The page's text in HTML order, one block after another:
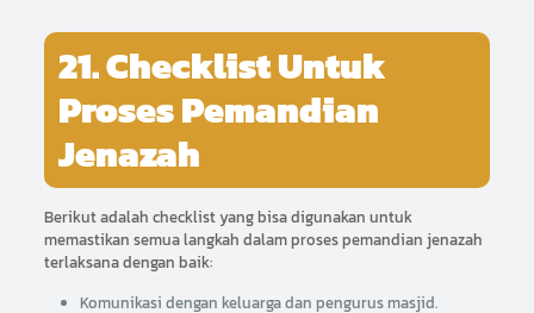
21. Checklist Untuk
Proses Pemandian
Jenazah
Berikut adalah checklist yang bisa digunakan untuk
memastikan semua langkah dalam proses pemandian jenazah
terlaksana dengan baik:
Komunikasi dengan keluarga dan pengurus masjid.